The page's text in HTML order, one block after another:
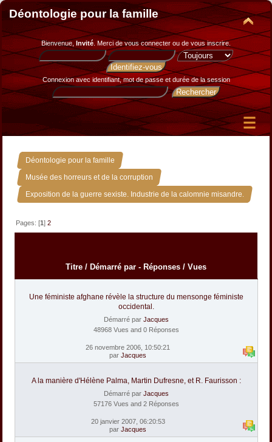
Déontologie pour la famille
Bienvenue, Invité. Merci devous connecter ou de vous inscrire.
Connexion avec identifiant, mot de passe et durée de la session
Déontologie pour la famille »
Musée des horreurs et de la corruption »
Exposition de la guerre sexiste. Industrie de la calomnie misandre.
Pages: [1]2
Titre / Démarré par - Réponses / Vues
Une féministe afghane révèle la structure du mensonge féministe
occidental.
Démarré par Jacques
48968 Vues and 0 Réponses
26 novembre 2006, 10:50:21
par Jacques
A la manière d'Hélène Palma, Martin Dufresne, et R. Faurisson :
Démarré par Jacques
57176 Vues and 2 Réponses
20 janvier 2007, 06:20:53
par Jacques